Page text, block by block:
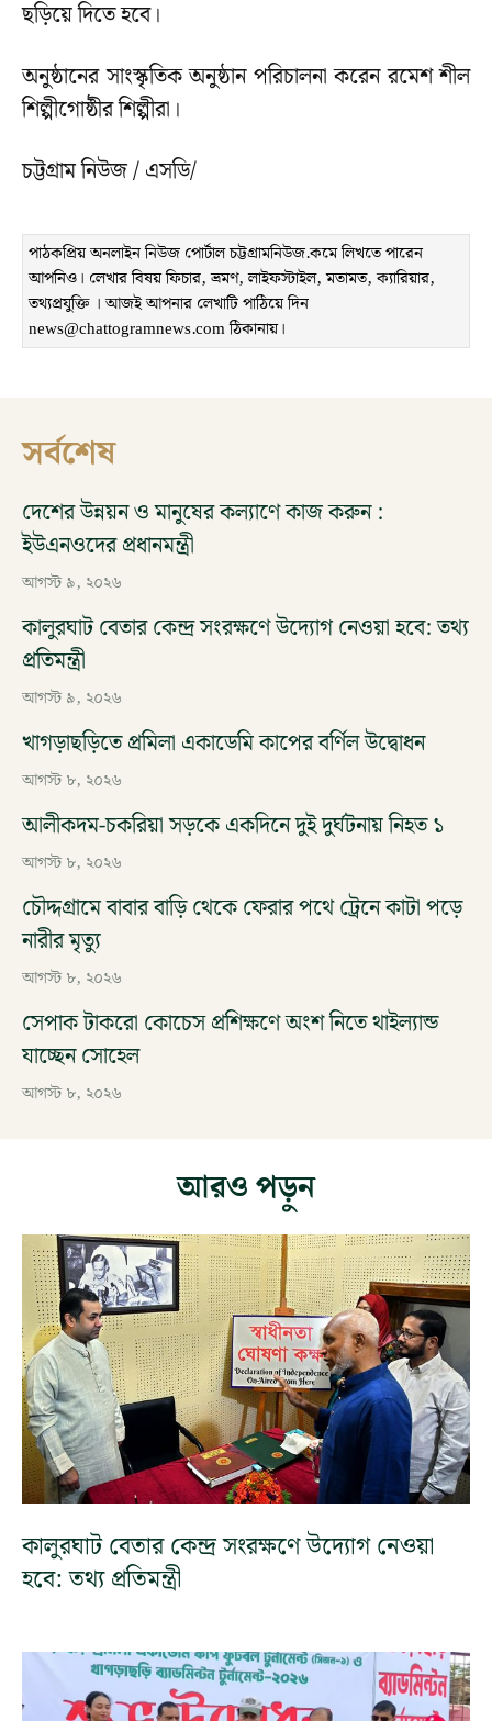
ছড়িয়ে দিতে হবে।
অনুষ্ঠানের সাংস্কৃতিক অনুষ্ঠান পরিচালনা করেন রমেশ শীল
শিল্পীগোষ্ঠীর শিল্পীরা।
চট্টগ্রাম নিউজ / এসডি/
পাঠকপ্রিয় অনলাইন নিউজ পোর্টাল চট্টগ্রামনিউজ.কমে লিখতে পারেন
আপনিও। লেখার বিষয় ফিচার, ভ্রমণ, লাইফস্টাইল, মতামত, ক্যারিয়ার,
তথ্যপ্রযুক্তি । আজই আপনার লেখাটি পাঠিয়ে দিন
news@chattogramnews.com ঠিকানায়।
সর্বশেষ
দেশের উন্নয়ন ও মানুষের কল্যাণে কাজ করুন :
ইউএনওদের প্রধানমন্ত্রী
আগস্ট ৯, ২০২৬
কালুরঘাট বেতার কেন্দ্র সংরক্ষণে উদ্যোগ নেওয়া হবে: তথ্য
প্রতিমন্ত্রী
আগস্ট ৯, ২০২৬
খাগড়াছড়িতে প্রমিলা একাডেমি কাপের বর্ণিল উদ্বোধন
আগস্ট ৮, ২০২৬
আলীকদম-চকরিয়া সড়কে একদিনে দুই দুর্ঘটনায় নিহত ১
আগস্ট ৮, ২০২৬
চৌদ্দগ্রামে বাবার বাড়ি থেকে ফেরার পথে ট্রেনে কাটা পড়ে
নারীর মৃত্যু
আগস্ট ৮, ২০২৬
সেপাক টাকরো কোচেস প্রশিক্ষণে অংশ নিতে থাইল্যান্ড
যাচ্ছেন সোহেল
আগস্ট ৮, ২০২৬
আরও পড়ুন
কালুরঘাট বেতার কেন্দ্র সংরক্ষণে উদ্যোগ নেওয়া
হবে: তথ্য প্রতিমন্ত্রী